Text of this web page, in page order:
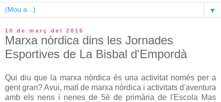
▼
10 de març del 2016
Marxa nòrdica dins les Jornades
Esportives de La Bisbal d'Empordà
Qui diu que la marxa nòrdica és una activitat només per a
gent gran? Avui, matí de marxa nòrdica i activitats d'aventura
amb els nens i nenes de 5è de primària de l'Escola Mas